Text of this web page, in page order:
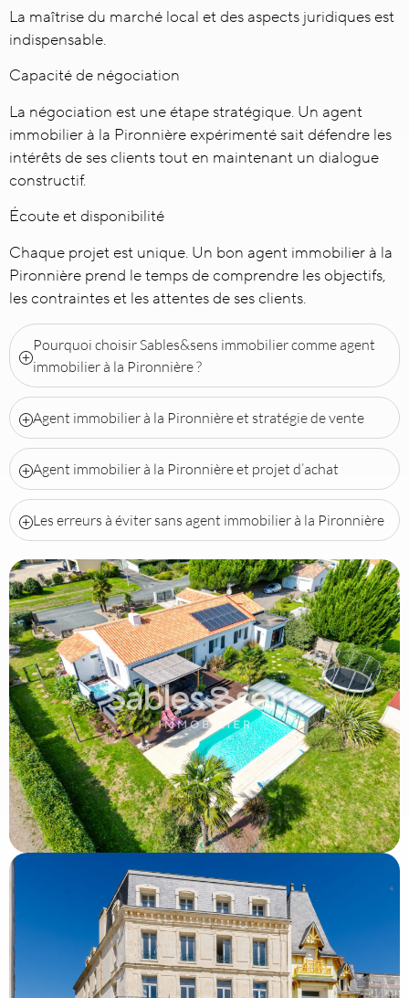
La maîtrise du marché local et des aspects juridiques est
indispensable.
Capacité de négociation
La négociation est une étape stratégique. Un agent
immobilier à la Pironnière expérimenté sait défendre les
intérêts de ses clients tout en maintenant un dialogue
constructif.
Écoute et disponibilité
Chaque projet est unique. Un bon agent immobilier à la
Pironnière prend le temps de comprendre les objectifs,
les contraintes et les attentes de ses clients.
Pourquoi choisir Sables&sens immobilier comme agent
immobilier à la Pironnière ?
Agent immobilier à la Pironnière et stratégie de vente
Agent immobilier à la Pironnière et projet d’achat
Les erreurs à éviter sans agent immobilier à la Pironnière